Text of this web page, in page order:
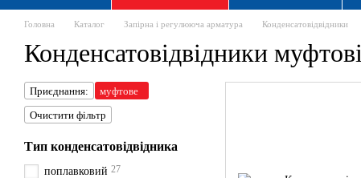
Головна Каталог Запірна і регулююча арматура Конденсатовідвідники
Конденсатовідвідники муфтові
Приєднання:
муфтове
Очистити фільтр
Тип конденсатовідвідника
поплавковий 27